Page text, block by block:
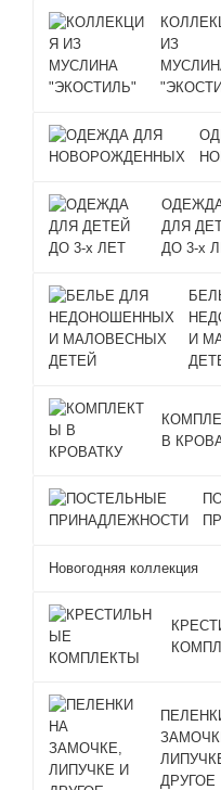
ИЗ
ДЛЯ
ДО 3-х
И
В
Новогодняя коллекция
ДРУГОЕ